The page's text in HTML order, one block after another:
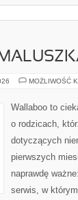
MOŻLIWOŚĆ
Wallaboo to
o rodzicach,
dotyczących
pierwszych
naprawdę
serwis, w